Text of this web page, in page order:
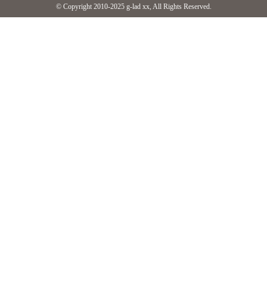
© Copyright 2010-2025 g-lad xx, All Rights Reserved.